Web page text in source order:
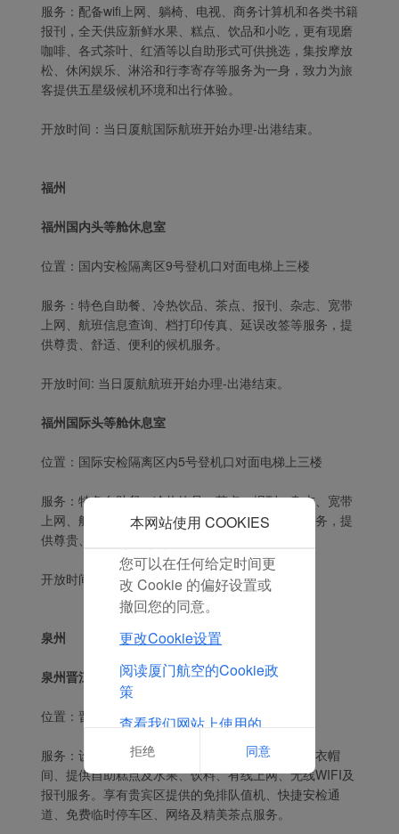
服务：配备wifi上网、躺椅、电视、商务计算机和各类书籍
报刊，全天供应新鲜水果、糕点、饮品和小吃，更有现磨
咖啡、各式茶叶、红酒等以自助形式可供挑选，集按摩放
松、休闲娱乐、淋浴和行李寄存等服务为一身，致力为旅
客提供五星级候机环境和出行体验。
开放时间：当日厦航国际航班开始办理-出港结束。
福州
福州国内头等舱休息室
位置：国内安检隔离区9号登机口对面电梯上三楼
服务：特色自助餐、冷热饮品、茶点、报刊、杂志、宽带
上网、航班信息查询、档打印传真、延误改签等服务，提
供尊贵、舒适、便利的候机服务。
开放时间: 当日厦航航班开始办理-出港结束。
福州国际头等舱休息室
位置：国际安检隔离区内5号登机口对面电梯上三楼
服务：特色自助餐、冷热饮品、茶点、报刊、杂志、宽带
上网、航班信息查询、档打印传真、延误改签等服务，提
供尊贵、舒适、便利的候机服务。
开放时间: 当日厦航航班开始办理-出港结束。
泉州
泉州晋江国内休息室
位置：晋江机场贵宾服务区2楼C217室。
服务：设有小会议室、自助商务区、自助泡茶区、衣帽
间、提供自助糕点及水果、饮料、有线上网、无线WIFI及
报刊服务。享有贵宾区提供的免排队值机、快捷安检通
道、免费临时停车区、网络及精美茶点服务。
本网站使用 COOKIES
Xiamenair.com使用功能
验。 使用本网站，功能型
在您的浏览器中。
使用营销Cookie (i) 分析
我们的营销绩效 (ii) 个性
化我们广告中的优惠信
Cookie，厦门航空和第三
方可以跟踪您的互联网行
为以使我们的内容和广告
与您的兴趣更加契合。
放置所有的营销Cookie。
点击“拒绝”，我们将不会
您可以在任何给定时间更
改 Cookie 的偏好设置或
撤回您的同意。
更改Cookie设置
阅读厦门航空的Cookie政
策
查看我们网站上使用的
Cookie的完整列表
拒绝 同意